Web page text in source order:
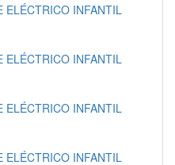
ELÉCTRICO INFANTIL
ELÉCTRICO INFANTIL
ELÉCTRICO INFANTIL
ELÉCTRICO INFANTIL